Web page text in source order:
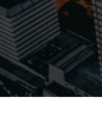
Notícias